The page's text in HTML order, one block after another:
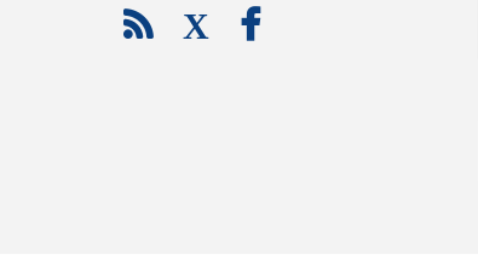
 X 